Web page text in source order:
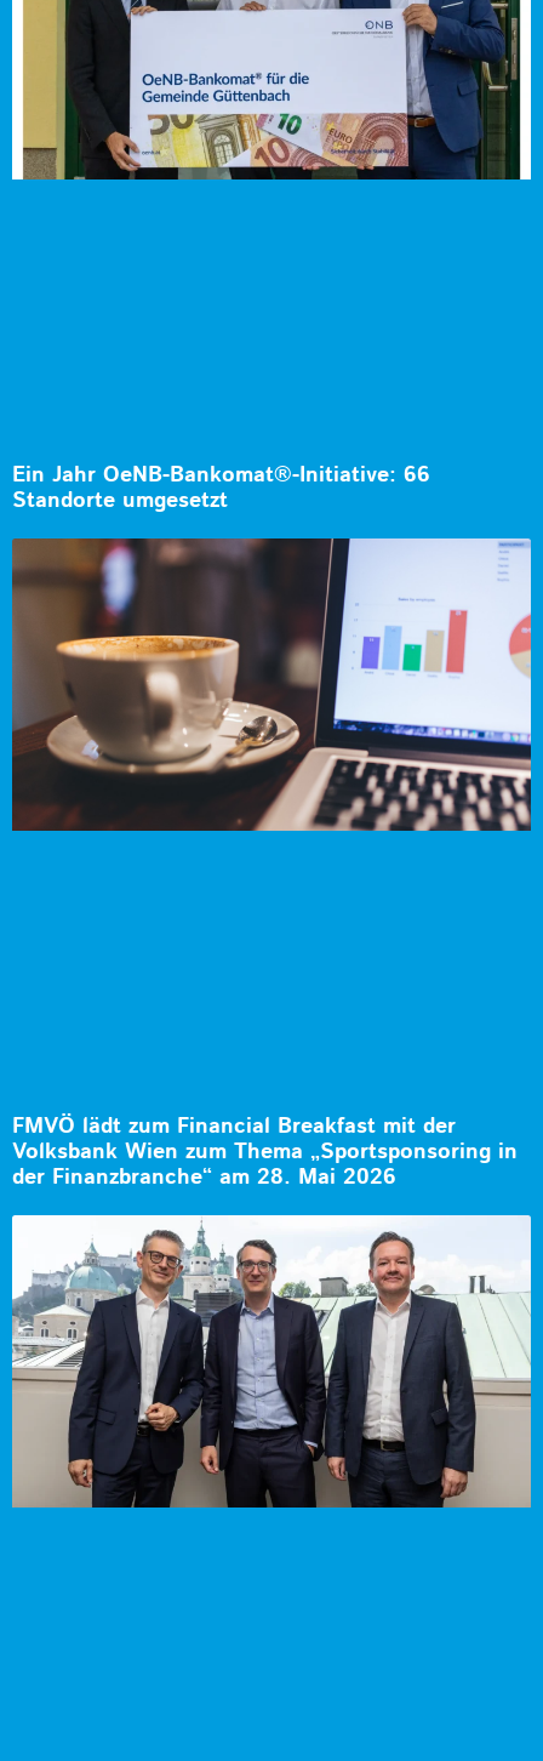
Ein Jahr OeNB-Bankomat®-Initiative: 66
Standorte umgesetzt
FMVÖ lädt zum Financial Breakfast mit der
Volksbank Wien zum Thema „Sportsponsoring in
der Finanzbranche“ am 28. Mai 2026